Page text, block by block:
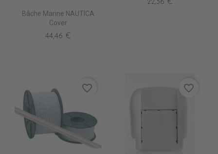
Bâche Marine NAUTICA
Cover
44,46 €
22,36 €
favorite_border favorite_border